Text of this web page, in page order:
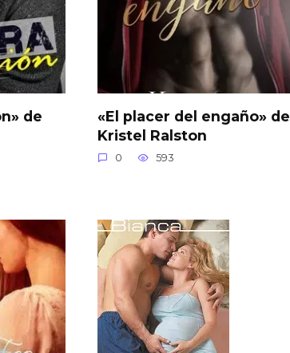
de
«El placer del engaño» de
Kristel Ralston
0 593